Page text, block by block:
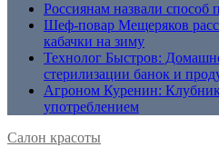
Россиянам назвали способ
Шеф-повар Мещеряков
кабачки на зиму
Технолог Быстров:
стерилизации банок и
Агроном Куренин:
употреблением
Салон красоты